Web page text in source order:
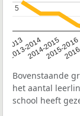
2013
2013-2014
2014-20152015-2016
5
5
Bovenstaande
het aantal
school heeft